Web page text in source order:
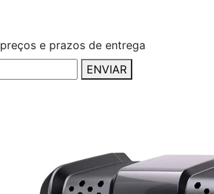
preços e prazos de entrega
ENVIAR